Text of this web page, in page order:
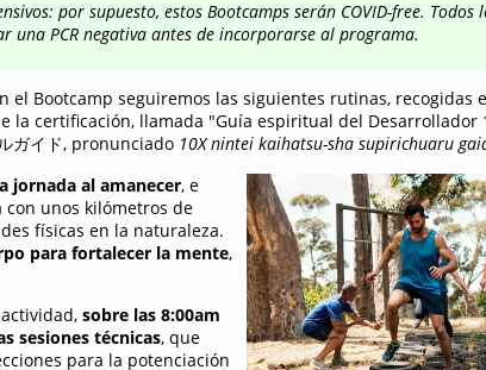
por supuesto, estos Bootcamps serán COVID-free. Todos
una PCR negativa antes de incorporarse al programa.
el Bootcamp seguiremos las siguientes rutinas, recogidas
la certificación, llamada "Guía espiritual del Desarrollador
ガイド, pronunciado 10X nintei kaihatsu-sha supirichuaru
jornada al amanecer, e
unos kilómetros de
físicas en la naturaleza.
para fortalecer la mente,
sobre las 8:00am
sesiones técnicas, que
para la potenciación